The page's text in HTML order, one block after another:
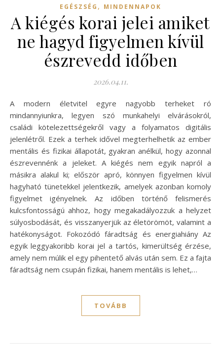
EGÉSZSÉG , MINDENNAPOK
A kiégés korai jelei amiket
ne hagyd figyelmen kívül
észrevedd időben
2026.04.11.
A modern életvitel egyre nagyobb terheket ró
mindannyiunkra, legyen szó munkahelyi elvárásokról,
családi kötelezettségekről vagy a folyamatos digitális
jelenlétről. Ezek a terhek idővel megterhelhetik az ember
mentális és fizikai állapotát, gyakran anélkül, hogy azonnal
észrevennénk a jeleket. A kiégés nem egyik napról a
másikra alakul ki; először apró, könnyen figyelmen kívül
hagyható tünetekkel jelentkezik, amelyek azonban komoly
figyelmet igényelnek. Az időben történő felismerés
kulcsfontosságú ahhoz, hogy megakadályozzuk a helyzet
súlyosbodását, és visszanyerjük az életörömöt, valamint a
hatékonyságot. Fokozódó fáradtság és energiahiány Az
egyik leggyakoribb korai jel a tartós, kimerültség érzése,
amely nem múlik el egy pihentető alvás után sem. Ez a fajta
fáradtság nem csupán fizikai, hanem mentális is lehet,…
TOVÁBB